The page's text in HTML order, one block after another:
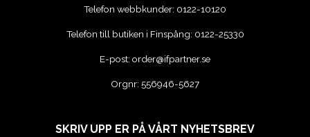
Telefon webbkunder: 0122-10120
Telefon till butiken i Finspång: 0122-25330
E-post: order@ifpartner.se
Orgnr: 556946-5627
SKRIV UPP ER PÅ VÅRT NYHETSBREV